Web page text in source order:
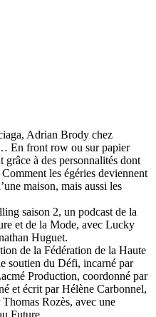
Adrian Brody chez
En front row ou sur papier
grâce à des personnalités dont
les égéries deviennent
maison, mais aussi les
saison 2, un podcast de la
et de la Mode, avec Lucky
Huguet.
de la Fédération de la Haute
soutien du Défi, incarné par
Production, coordonné par
et écrit par Hélène Carbonnel,
Rozès, avec une